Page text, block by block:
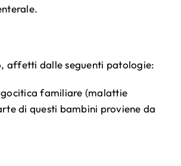
affetti dalle seguenti patologie:
familiare (malattie
di questi bambini proviene da